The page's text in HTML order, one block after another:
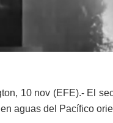
10 nov (EFE).- El
en aguas del Pacífico